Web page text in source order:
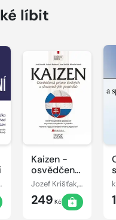
líbit
Kaizen -
osvědčená
praxe
českých a
slovenských
podniků
Jozef Krišťak, Ľudovít Boledovič, Miroslav Marek, Ján Košturiak
249 Kč